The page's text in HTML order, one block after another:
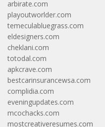
arbirate.com
playoutworlder.com
temeculabluegrass.com
eldesigners.com
cheklani.com
totodal.com
apkcrave.com
bestcarinsurancewsa.com
complidia.com
eveningupdates.com
mcochacks.com
mostcreativeresumes.com